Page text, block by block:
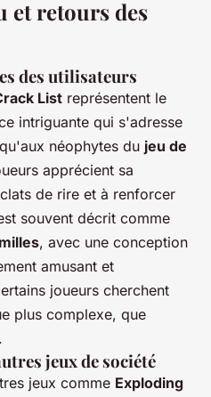
et retours des
des utilisateurs
List représentent le
intriguante qui s'adresse
néophytes du jeu de
apprécient sa
de rire et à renforcer
souvent décrit comme
, avec une conception
amusant et
joueurs cherchent
plus complexe, que
jeux de société
jeux comme Exploding